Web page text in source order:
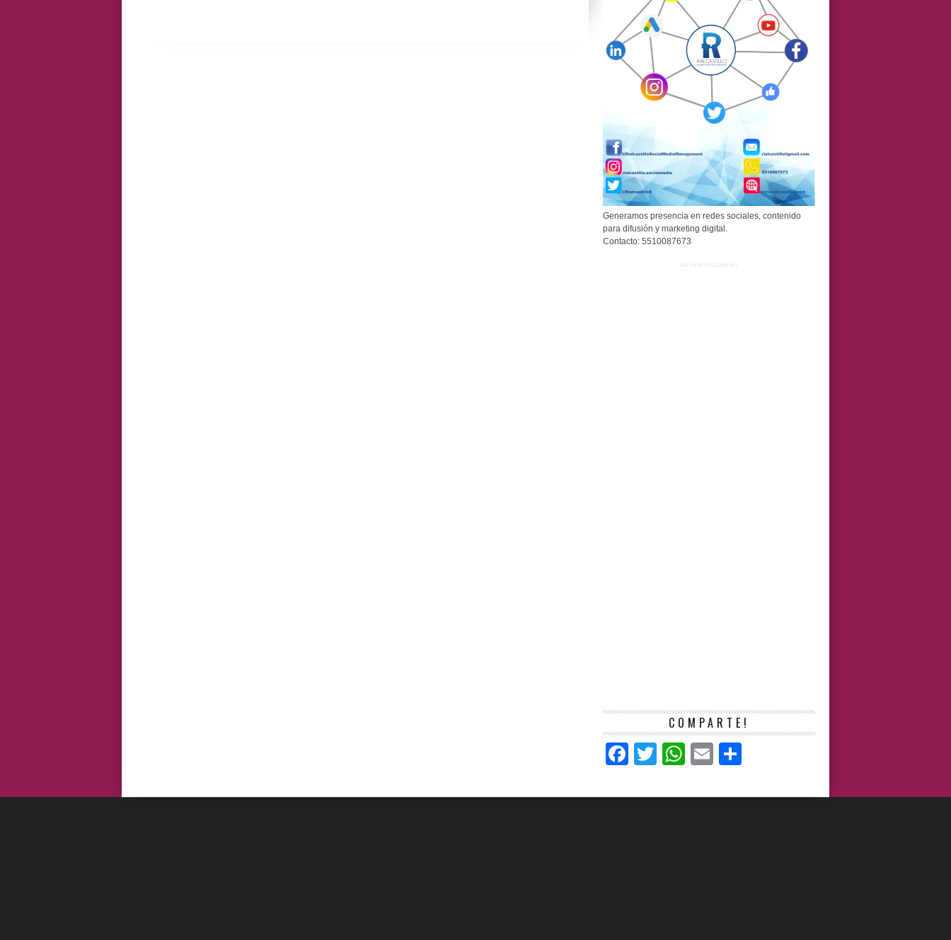
Generamos presencia en redes sociales, contenido
para difusión y marketing digital.
Contacto: 5510087673
ADVERTISEMENT
COMPARTE!
Facebook
TwitterWhatsApp
Email